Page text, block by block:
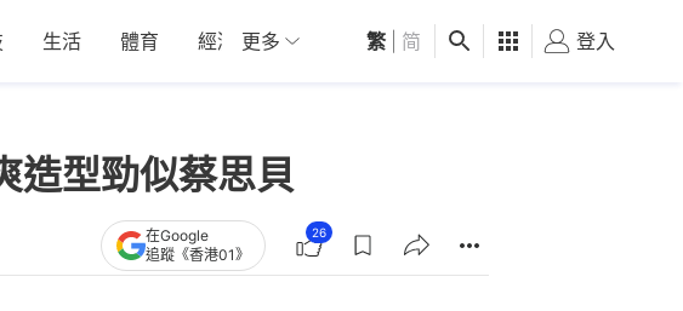
生活 體育 經濟 01深圳 觀點 健康 好食玩飛
更多 繁 简 登入
造型勁似蔡思貝
在Google
追蹤《香港01》
26